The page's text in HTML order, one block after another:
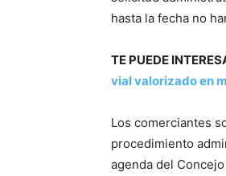
hasta la fecha no
TE PUEDE
vial valorizado en
Los comerciantes
procedimiento
agenda del